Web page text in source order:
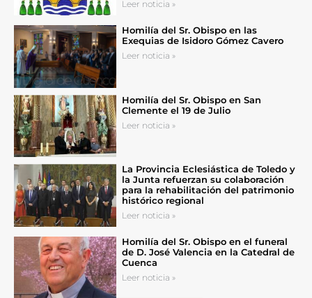
Leer noticia »
Homilía del Sr. Obispo en las
Exequias de Isidoro Gómez Cavero
Leer noticia »
Homilía del Sr. Obispo en San
Clemente el 19 de Julio
Leer noticia »
La Provincia Eclesiástica de Toledo y
la Junta refuerzan su colaboración
para la rehabilitación del patrimonio
histórico regional
Leer noticia »
Homilía del Sr. Obispo en el funeral
de D. José Valencia en la Catedral de
Cuenca
Leer noticia »